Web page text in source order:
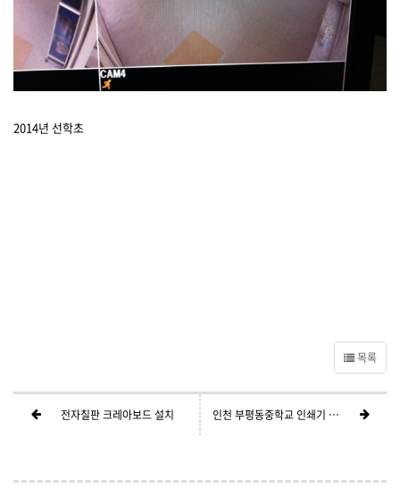
2014년 선학초
목록
전자칠판 크레아보드 설치 인천 부평동중학교 인쇄기 클리닝및 보수 AS 작업